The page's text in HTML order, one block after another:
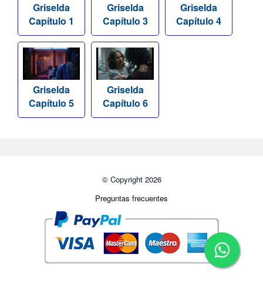
Griselda
Capítulo 1
Griselda
Capítulo 3
Griselda
Capítulo 4
Griselda
Capítulo 5
Griselda
Capítulo 6
© Copyright 2026
Preguntas frecuentes